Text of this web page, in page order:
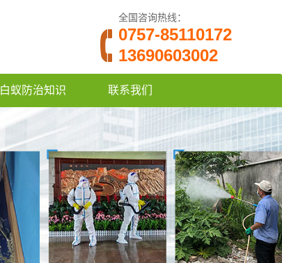
全国咨询热线：
0757-85110172
13690603002
白蚁防治知识 联系我们